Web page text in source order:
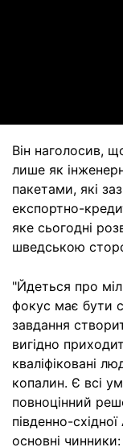
Він наголосив,
лише як
пакетами, які
експортно-
яке сьогодні
шведською
"Йдеться про
фокус має бути
завдання
вигідно
кваліфіковані
копалин. Є всі
повноцінний
південно-
основні чинники: